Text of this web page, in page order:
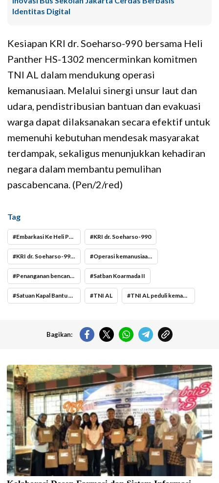
Identitas Digital
Kesiapan KRI dr. Soeharso-990 bersama Heli
Panther HS-1302 mencerminkan komitmen
TNI AL dalam mendukung operasi
kemanusiaan. Melalui sinergi unsur laut dan
udara, pendistribusian bantuan dan evakuasi
warga dapat dilaksanakan secara efektif untuk
memenuhi kebutuhan mendesak masyarakat
terdampak, sekaligus menunjukkan kehadiran
negara dalam membantu pemulihan
pascabencana. (Pen/2/red)
Tag
Embarkasi Ke Heli Panther HS-1302 KRI dr. Soeharso-990
KRI dr. Soeharso-990 Siap Distribusikan Bantuan di Aceh Tamiang Operasi kemanusiaan TNI AL
Penanganan bencana Aceh Tamiang Satban Koarmada II
Satuan Kapal Bantu Koarmada II TNI AL TNI AL peduli kemanusiaan
Bagikan:
Kolaborasi Dosen Farmasi dan Sistem Informasi Universitas Ma Chung
dalam menjaga kepatuhan pasien diabetes melalui kegiatan Pengabdian
Masyarakat Dosen. (Foto: ist)